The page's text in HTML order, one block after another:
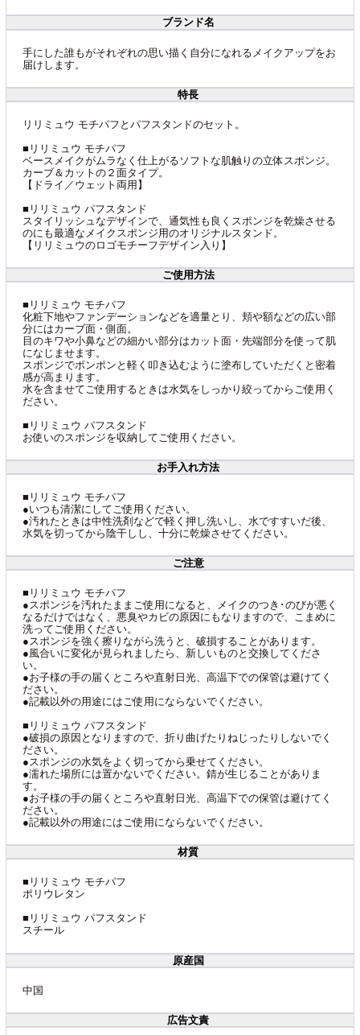
ブランド名
手にした誰もがそれぞれの思い描く自分になれるメイクアップをお
届けします。
特長
リリミュウ モチパフとパフスタンドのセット。
■リリミュウ モチパフ
ベースメイクがムラなく仕上がるソフトな肌触りの立体スポンジ。
カーブ＆カットの２面タイプ。
【ドライ／ウェット両用】
■リリミュウ パフスタンド
スタイリッシュなデザインで、通気性も良くスポンジを乾燥させる
のにも最適なメイクスポンジ用のオリジナルスタンド。
【リリミュウのロゴモチーフデザイン入り】
ご使用方法
■リリミュウ モチパフ
化粧下地やファンデーションなどを適量とり、頬や額などの広い部
分にはカーブ面・側面。
目のキワや小鼻などの細かい部分はカット面・先端部分を使って肌
になじませます。
スポンジでポンポンと軽く叩き込むように塗布していただくと密着
感が高まります。
水を含ませてご使用するときは水気をしっかり絞ってからご使用く
ださい。
■リリミュウ パフスタンド
お使いのスポンジを収納してご使用ください。
お手入れ方法
■リリミュウ モチパフ
●いつも清潔にしてご使用ください。
●汚れたときは中性洗剤などで軽く押し洗いし、水ですすいだ後、
水気を切ってから陰干しし、十分に乾燥させてください。
ご注意
■リリミュウ モチパフ
●スポンジを汚れたままご使用になると、メイクのつき･のびが悪く
なるだけではなく、悪臭やカビの原因にもなりますので、こまめに
洗ってご使用ください。
●スポンジを強く擦りながら洗うと、破損することがあります。
●風合いに変化が見られましたら、新しいものと交換してくださ
い。
●お子様の手の届くところや直射日光、高温下での保管は避けてく
ださい。
●記載以外の用途にはご使用にならないでください。
■リリミュウ パフスタンド
●破損の原因となりますので、折り曲げたりねじったりしないでく
ださい。
●スポンジの水気をよく切ってから乗せてください。
●濡れた場所には置かないでください。錆が生じることがありま
す。
●お子様の手の届くところや直射日光、高温下での保管は避けてく
ださい。
●記載以外の用途にはご使用にならないでください。
材質
■リリミュウ モチパフ
ポリウレタン
■リリミュウ パフスタンド
スチール
原産国
中国
広告文責